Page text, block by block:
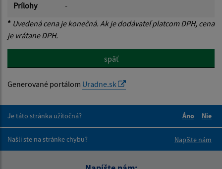
Prílohy
-
* Uvedená cena je konečná. Ak je dodávateľ platcom DPH, cena
je vrátane DPH.
späť
Generované portálom Uradne.sk
Je táto stránka užitočná?
Áno
Nie
Našli ste na stránke chybu?
Napíšte nám